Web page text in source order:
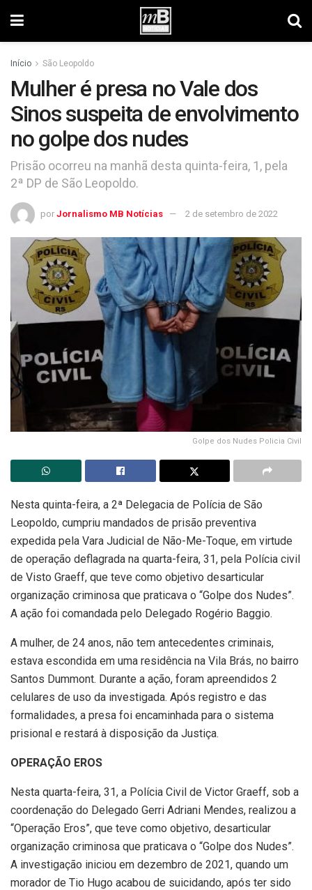
Início São Leopoldo
Mulher é presa no Vale dos
Sinos suspeita de envolvimento
no golpe dos nudes
Prisão ocorreu na manhã desta quinta-feira, 1, pela
2ª DP de São Leopoldo.
por Jornalismo MB Notícias 2 de setembro de 2022
Golpe dos Nudes Policia Civil
Nesta quinta-feira, a 2ª Delegacia de Polícia de São
Leopoldo, cumpriu mandados de prisão preventiva
expedida pela Vara Judicial de Não-Me-Toque, em virtude
de operação deflagrada na quarta-feira, 31, pela Polícia civil
de Visto Graeff, que teve como objetivo desarticular
organização criminosa que praticava o “Golpe dos Nudes”.
A ação foi comandada pelo Delegado Rogério Baggio.
A mulher, de 24 anos, não tem antecedentes criminais,
estava escondida em uma residência na Vila Brás, no bairro
Santos Dummont. Durante a ação, foram apreendidos 2
celulares de uso da investigada. Após registro e das
formalidades, a presa foi encaminhada para o sistema
prisional e restará à disposição da Justiça.
OPERAÇÃO EROS
Nesta quarta-feira, 31, a Polícia Civil de Victor Graeff, sob a
coordenação do Delegado Gerri Adriani Mendes, realizou a
“Operação Eros”, que teve como objetivo, desarticular
organização criminosa que praticava o “Golpe dos Nudes”.
A investigação iniciou em dezembro de 2021, quando um
morador de Tio Hugo acabou de suicidando, após ter sido